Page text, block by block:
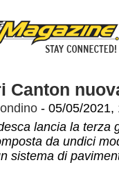
Canton
- 05/05/2021,
lancia la
da undici
sistema di